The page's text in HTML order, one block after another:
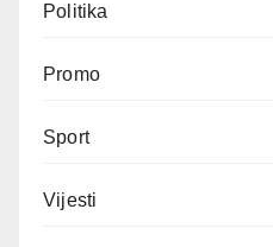
Politika
Promo
Sport
Vijesti